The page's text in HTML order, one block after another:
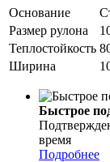
Основание
Размер рулона
Теплостойкость
Ширина
Быстрое
время
Подробнее